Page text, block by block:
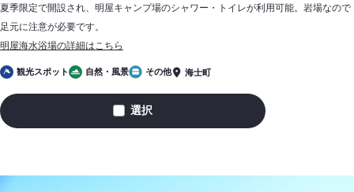
夏季限定で開設され、明屋キャンプ場のシャワー・トイレが利用可能。岩場なので
足元に注意が必要です。
明屋海水浴場の詳細はこちら
観光スポット 自然・風景 その他 海士町
明
選択